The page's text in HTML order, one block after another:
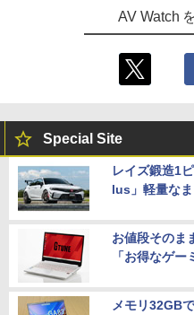
AV Watch
Special Site
レイズ鍛造1
lus」軽量な
お値段そのま
「お得なゲー
メモリ32GB